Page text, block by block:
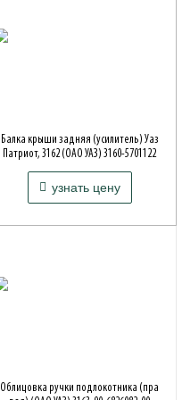
Балка крыши задняя (усилитель) Уаз
Патриот, 3162 (ОАО УАЗ) 3160-5701122
Артикул: 316000570112200
Совместимость: Patriot, 316*, 2360
4 300 ₽узнать цену
Облицовка ручки подлокотника (пра